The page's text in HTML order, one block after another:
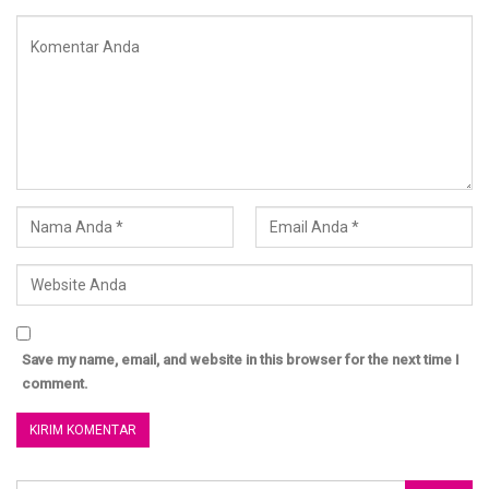
____
BERSAMA MENUJU SURGA
GROUP KAJIAN ISLAM AL MISK
Save my name, email, and website in this browser for the next time I
comment.